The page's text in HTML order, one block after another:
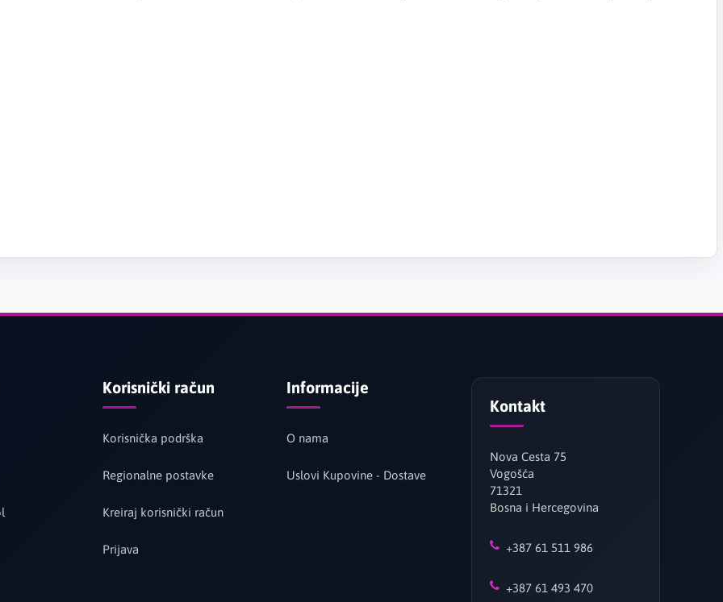
Korisnički račun
Korisnička podrška
Regionalne postavke
Kreiraj korisnički račun
Prijava
Informacije
O nama
Uslovi Kupovine - Dostave
Kontakt
Nova Cesta 75
Vogošća
71321
Bosna i Hercegovina
+387 61 511 986
+387 61 493 470